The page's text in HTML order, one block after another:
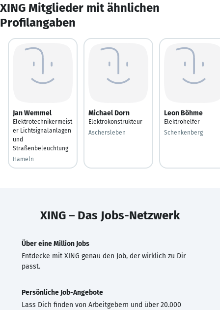
XING Mitglieder mit ähnlichen
Profilangaben
Jan Wemmel
Elektrotechnikermeist
er Lichtsignalanlagen
und
Straßenbeleuchtung
Hameln
Michael Dorn
Elektrokonstrukteur
Aschersleben
Leon Böhme
Elektrohelfer
Schenkenberg
XING – Das Jobs-Netzwerk
Über eine Million Jobs
Entdecke mit XING genau den Job, der wirklich zu Dir
passt.
Persönliche Job-Angebote
Lass Dich finden von Arbeitgebern und über 20.000